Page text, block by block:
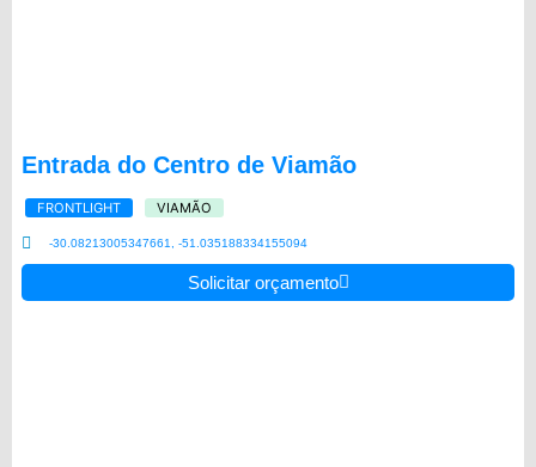
Entrada do Centro de Viamão
FRONTLIGHT VIAMÃO
-30.08213005347661, -51.035188334155094
Solicitar orçamento